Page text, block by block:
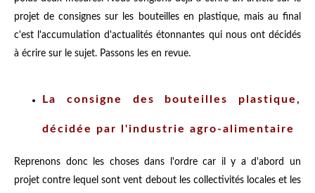
projet de consignes sur les bouteilles en plastique, mais au final
c'est l'accumulation d'actualités étonnantes qui nous ont décidés
à écrire sur le sujet. Passons les en revue.
La consigne des bouteilles plastique,
décidée par l'industrie agro-alimentaire
Reprenons donc les choses dans l'ordre car il y a d'abord un
projet contre lequel sont vent debout les collectivités locales et les